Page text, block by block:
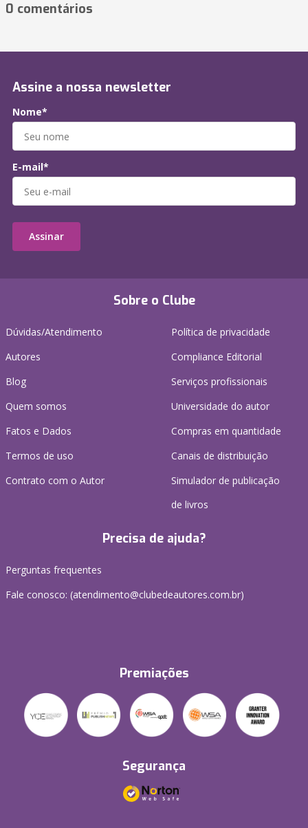
0 comentários
Sobre o Clube
Dúvidas/Atendimento
Autores
Blog
Quem somos
Fatos e Dados
Termos de uso
Contrato com o Autor
Política de privacidade
Compliance Editorial
Serviços profissionais
Universidade do autor
Compras em quantidade
Canais de distribuição
Simulador de publicação
de livros
Precisa de ajuda?
Perguntas frequentes
Fale conosco: (atendimento@clubedeautores.com.br)
Premiações
Segurança
Assine a nossa newsletter
Nome*
E-mail*
Assinar